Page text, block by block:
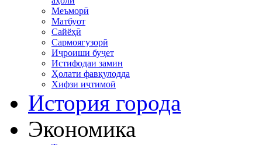
Меъморӣ
Матбуот
Сайёҳӣ
Сармоягузорӣ
Иҷроиши буҷет
Истифодаи замин
Ҳолати фавқулодда
Хифзи иҷтимоӣ
История города
Экономика